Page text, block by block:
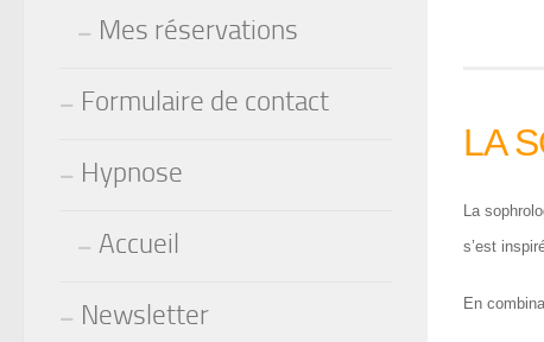
LA
La
s’est
En
Mes réservations
Formulaire de contact
Hypnose
Accueil
Newsletter